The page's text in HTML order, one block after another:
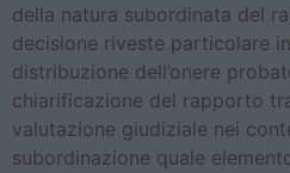
della natura subordinata del
decisione riveste particolare
distribuzione dell’onere
chiarificazione del rapporto
valutazione giudiziale nei
subordinazione quale